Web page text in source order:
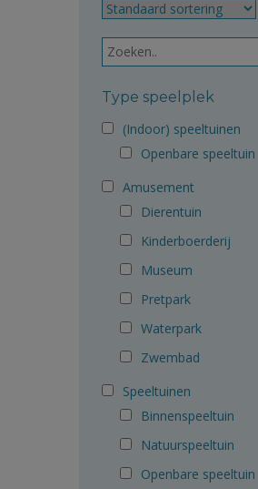
Type speelplek
(Indoor) speeltuinen
Openbare speeltuin
Amusement
Dierentuin
Kinderboerderij
Museum
Pretpark
Waterpark
Zwembad
Speeltuinen
Binnenspeeltuin
Natuurspeeltuin
Openbare speeltuin